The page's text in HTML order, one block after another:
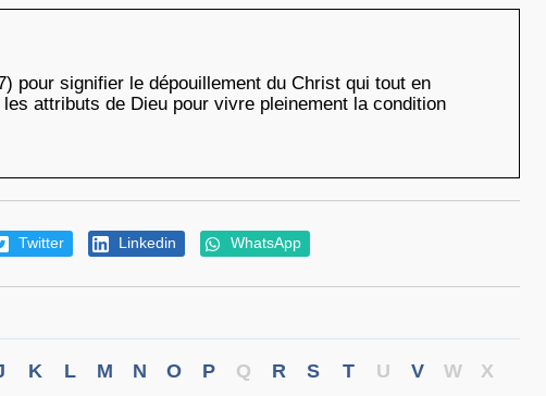
pour signifier le dépouillement du Christ qui tout en
attributs de Dieu pour vivre pleinement la condition
Twitter Linkedin WhatsApp
K L M N O P Q R S T U V W
X